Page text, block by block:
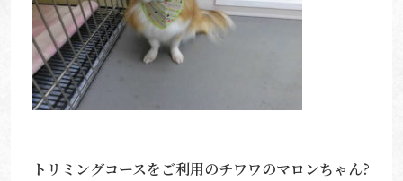
トリミングコースをご利用のチワワのマロンちゃん?